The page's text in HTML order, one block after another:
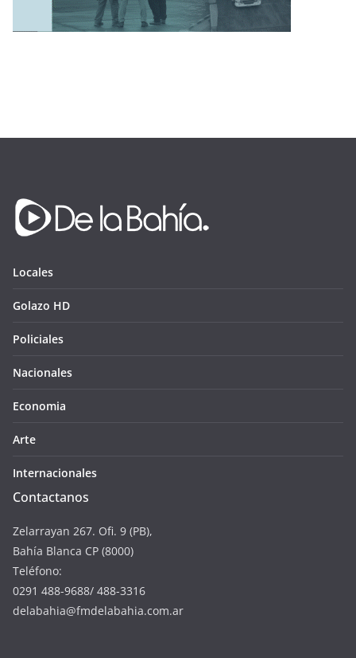
Locales
Golazo HD
Policiales
Nacionales
Economia
Arte
Internacionales
Contactanos
Zelarrayan 267. Ofi. 9 (PB),
Bahía Blanca CP (8000)
Teléfono:
0291 488-9688/ 488-3316
delabahia@fmdelabahia.com.ar